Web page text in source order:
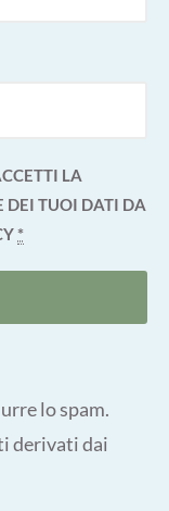
LA
DEI TUOI DATI DA
*
lo spam.
derivati dai